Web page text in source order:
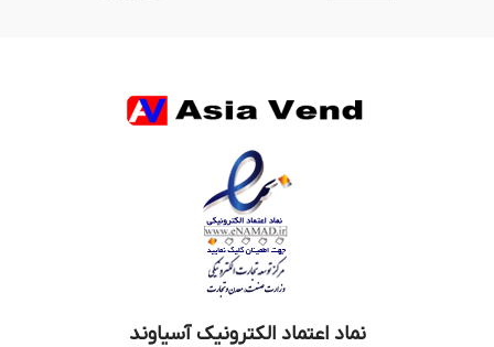
نماد اعتماد الکترونیک آسیاوند